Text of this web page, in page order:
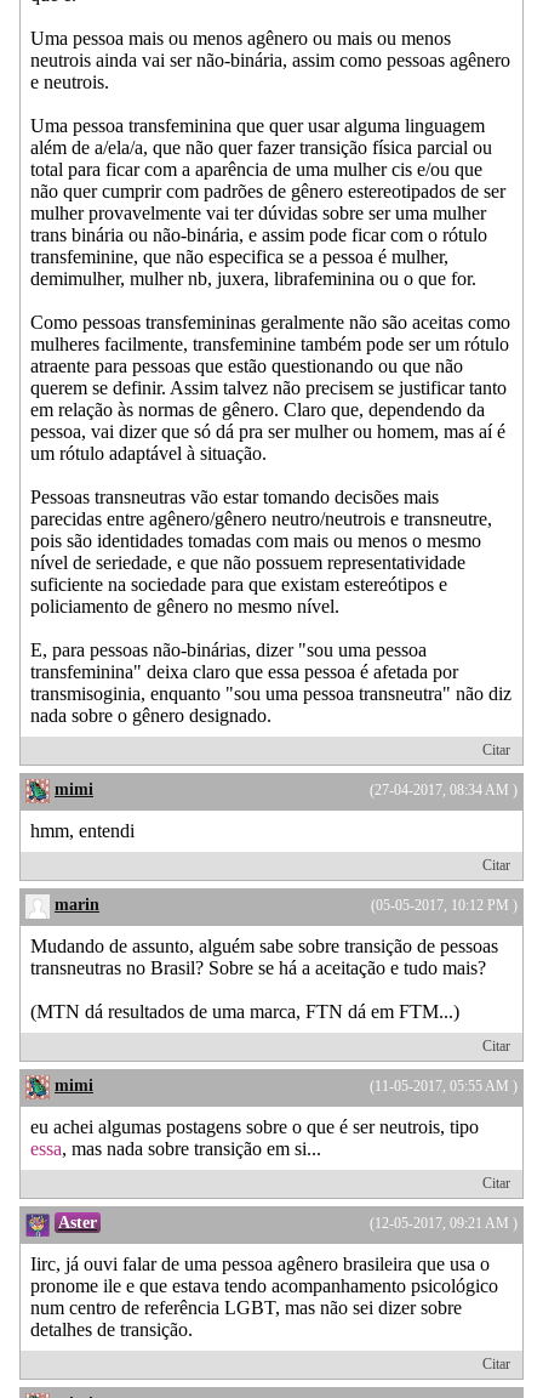
Uma pessoa mais ou menos agênero ou mais ou menos
neutrois ainda vai ser não-binária, assim como pessoas agênero
e neutrois.
Uma pessoa transfeminina que quer usar alguma linguagem
além de a/ela/a, que não quer fazer transição física parcial ou
total para ficar com a aparência de uma mulher cis e/ou que
não quer cumprir com padrões de gênero estereotipados de ser
mulher provavelmente vai ter dúvidas sobre ser uma mulher
trans binária ou não-binária, e assim pode ficar com o rótulo
transfeminine, que não especifica se a pessoa é mulher,
demimulher, mulher nb, juxera, librafeminina ou o que for.
Como pessoas transfemininas geralmente não são aceitas como
mulheres facilmente, transfeminine também pode ser um rótulo
atraente para pessoas que estão questionando ou que não
querem se definir. Assim talvez não precisem se justificar tanto
em relação às normas de gênero. Claro que, dependendo da
pessoa, vai dizer que só dá pra ser mulher ou homem, mas aí é
um rótulo adaptável à situação.
Pessoas transneutras vão estar tomando decisões mais
parecidas entre agênero/gênero neutro/neutrois e transneutre,
pois são identidades tomadas com mais ou menos o mesmo
nível de seriedade, e que não possuem representatividade
suficiente na sociedade para que existam estereótipos e
policiamento de gênero no mesmo nível.
E, para pessoas não-binárias, dizer "sou uma pessoa
transfeminina" deixa claro que essa pessoa é afetada por
transmisoginia, enquanto "sou uma pessoa transneutra" não diz
nada sobre o gênero designado.
Citar
(27-04-2017, 08:34 AM )
mimi
hmm, entendi
Citar
(05-05-2017, 10:12 PM )
marin
Mudando de assunto, alguém sabe sobre transição de pessoas
transneutras no Brasil? Sobre se há a aceitação e tudo mais?
(MTN dá resultados de uma marca, FTN dá em FTM...)
Citar
(11-05-2017, 05:55 AM )
mimi
eu achei algumas postagens sobre o que é ser neutrois, tipo
essa, mas nada sobre transição em si...
Citar
(12-05-2017, 09:21 AM )
Aster
Iirc, já ouvi falar de uma pessoa agênero brasileira que usa o
pronome ile e que estava tendo acompanhamento psicológico
num centro de referência LGBT, mas não sei dizer sobre
detalhes de transição.
Citar